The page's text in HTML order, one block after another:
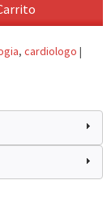
cardiologo |